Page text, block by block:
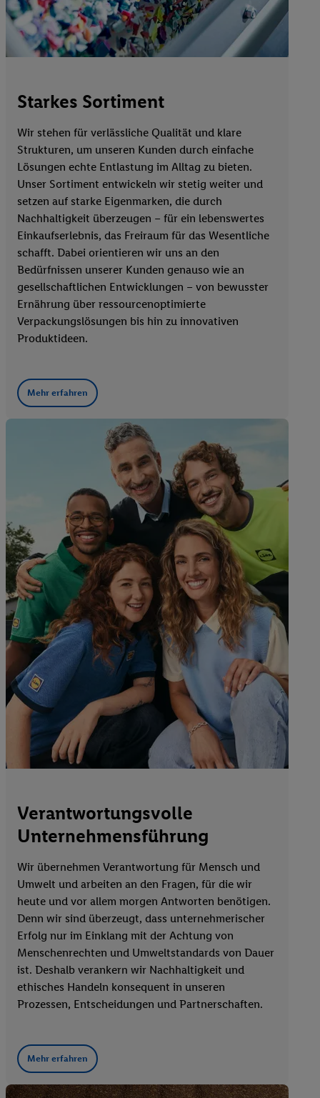
Starkes Sortiment
Wir stehen für verlässliche Qualität und klare
Strukturen, um unseren Kunden durch einfache
Lösungen echte Entlastung im Alltag zu bieten.
Unser Sortiment entwickeln wir stetig weiter und
setzen auf starke Eigenmarken, die durch
Nachhaltigkeit überzeugen – für ein lebenswertes
Einkaufserlebnis, das Freiraum für das Wesentliche
schafft. Dabei orientieren wir uns an den
Bedürfnissen unserer Kunden genauso wie an
gesellschaftlichen Entwicklungen – von bewusster
Ernährung über ressourcenoptimierte
Verpackungslösungen bis hin zu innovativen
Produktideen.
Mehr erfahren
Verantwortungsvolle
Unternehmensführung
Wir übernehmen Verantwortung für Mensch und
Umwelt und arbeiten an den Fragen, für die wir
heute und vor allem morgen Antworten benötigen.
Denn wir sind überzeugt, dass unternehmerischer
Erfolg nur im Einklang mit der Achtung von
Menschenrechten und Umweltstandards von Dauer
ist. Deshalb verankern wir Nachhaltigkeit und
ethisches Handeln konsequent in unseren
Prozessen, Entscheidungen und Partnerschaften.
Mehr erfahren